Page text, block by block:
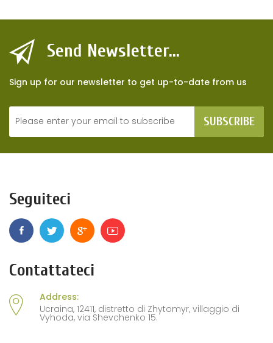
Send Newsletter...
Sign up for our newsletter to get up-to-date from us
SUBSCRIBE
Seguiteci
Contattateci
Address:
Ucraina, 12411, distretto di Zhytomyr, villaggio di
Vyhoda, via Shevchenko 15.